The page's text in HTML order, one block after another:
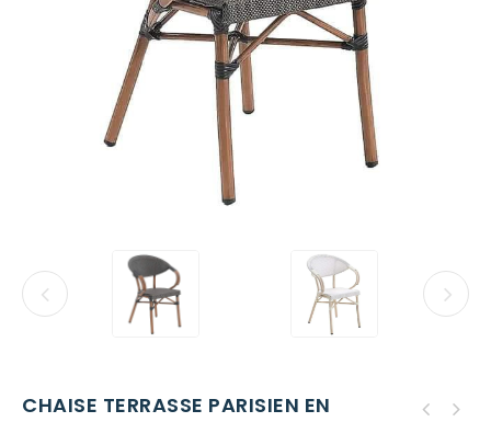
CHAISE TERRASSE PARISIEN EN